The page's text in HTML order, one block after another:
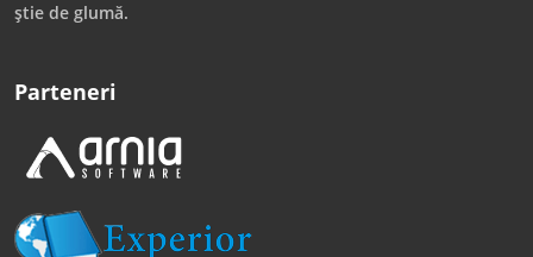
știe de glumă.
Parteneri